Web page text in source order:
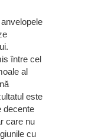
între cel
al
este
decente
care nu
cu